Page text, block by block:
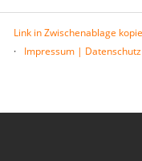
Link in Zwischenablage
Impressum | Datenschutz